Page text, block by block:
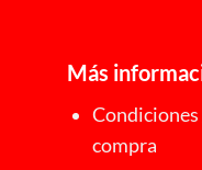
Más
Condiciones
compra